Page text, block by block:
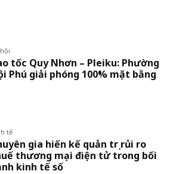
tốc Quy Nhơn – Pleiku: Phường
Phú giải phóng 100% mặt bằng
tế
gia hiến kế quản trị rủi ro
thương mại điện tử trong bối
kinh tế số